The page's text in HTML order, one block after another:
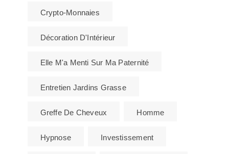
Crypto-Monnaies
Décoration D'Intérieur
Elle M'a Menti Sur Ma Paternité
Entretien Jardins Grasse
Greffe De Cheveux Homme
Hypnose Investissement